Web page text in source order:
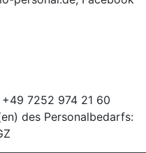
7252 974 21 60
des Personalbedarfs: